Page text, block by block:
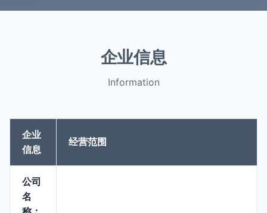
企业信息
Information
企业
信息
经营范围
公司
名